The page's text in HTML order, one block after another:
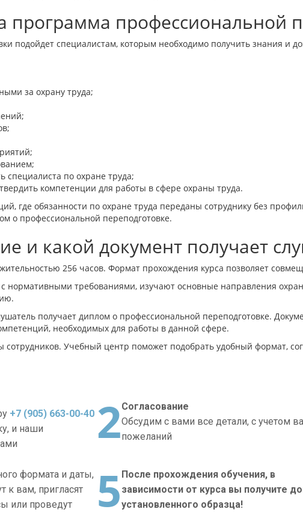
программа профессиональной
подойдет специалистам, которым необходимо получить знания и
за охрану труда;
специалиста по охране труда;
компетенции для работы в сфере охраны труда.
где обязанности по охране труда переданы сотруднику без
о профессиональной переподготовке.
и какой документ получает
256 часов. Формат прохождения курса позволяет
нормативными требованиями, изучают основные направления
получает диплом о профессиональной переподготовке.
необходимых для работы в данной сфере.
Учебный центр поможет подобрать удобный формат,
+7 (905) 663-00-40
и наши
2Согласование
Обсудим с вами все детали, с учетом
пожеланий
формата и даты,
к вам, пригласят
или проведут
5 После прохождения обучения, в
зависимости от курса вы получите
установленного образца!